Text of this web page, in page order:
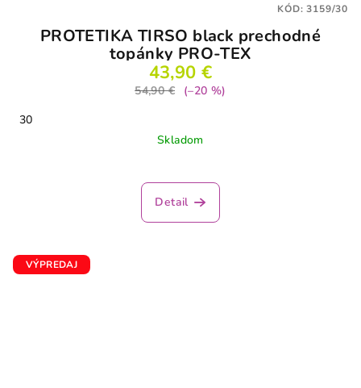
PROTETIKA TIRSO black prechodné
topánky PRO-TEX
43,90 €
54,90 €
(–20 %)
30
Skladom
Detail
KÓD:3159/30
VÝPREDAJ